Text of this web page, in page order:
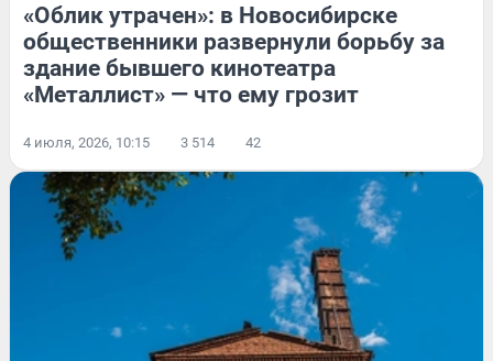
«Облик утрачен»: в Новосибирске
общественники развернули борьбу за
здание бывшего кинотеатра
«Металлист» — что ему грозит
4 июля, 2026, 10:15 3 514 42